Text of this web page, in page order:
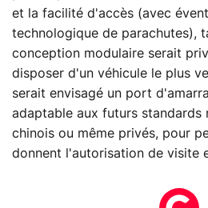
et la facilité d'accès (avec
technologique de parachutes),
conception modulaire serait
disposer d'un véhicule le plus
serait envisagé un port
adaptable aux futurs standards
chinois ou même privés, pour
donnent l'autorisation de visite